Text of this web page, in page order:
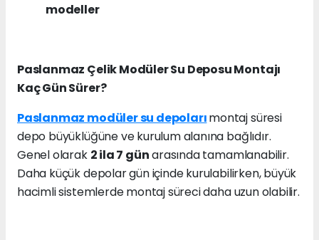
modeller
Paslanmaz Çelik Modüler Su Deposu Montajı
Kaç Gün Sürer?
Paslanmaz modüler su depolarımontaj süresi
depo büyüklüğüne ve kurulum alanına bağlıdır.
Genel olarak 2 ila 7 günarasında tamamlanabilir.
Daha küçük depolar gün içinde kurulabilirken, büyük
hacimli sistemlerde montaj süreci daha uzun olabilir.